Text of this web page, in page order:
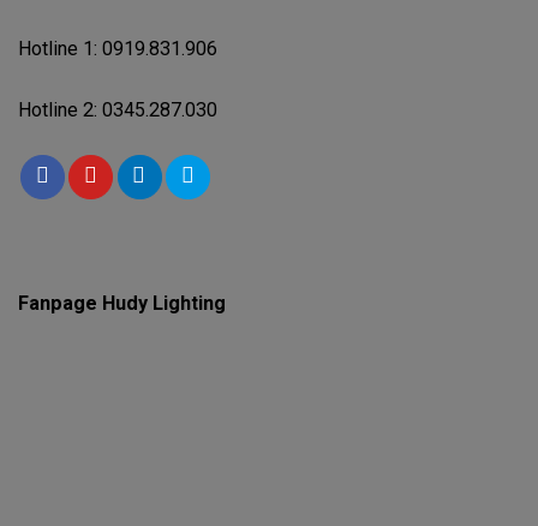
Hotline 1: 0919.831.906
Hotline 2: 0345.287.030
Fanpage Hudy Lighting